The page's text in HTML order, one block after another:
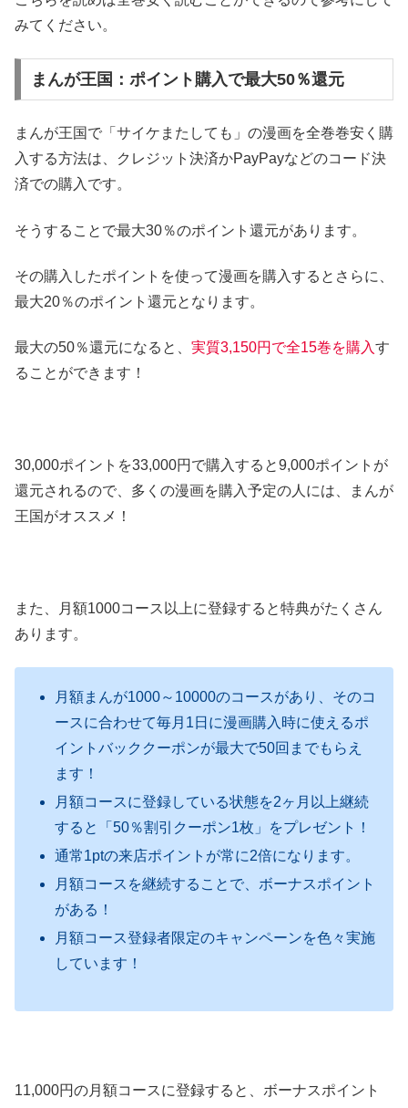
みてください。
まんが王国：ポイント購入で最大50％還元
まんが王国で「サイケまたしても」の漫画を全巻巻安く購
入する方法は、クレジット決済かPayPayなどのコード決
済での購入です。
そうすることで最大30％のポイント還元があります。
その購入したポイントを使って漫画を購入するとさらに、
最大20％のポイント還元となります。
最大の50％還元になると、 実質3,150円で全15巻を購入す
ることができます！
30,000ポイントを33,000円で購入すると9,000ポイントが
還元されるので、多くの漫画を購入予定の人には、まんが
王国がオススメ！
また、月額1000コース以上に登録すると特典がたくさん
あります。
月額まんが1000～10000のコースがあり、そのコ
ースに合わせて毎月1日に漫画購入時に使えるポ
イントバッククーポンが最大で50回までもらえ
ます！
月額コースに登録している状態を2ヶ月以上継続
すると「50％割引クーポン1枚」をプレゼント！
通常1ptの来店ポイントが常に2倍になります。
月額コースを継続することで、ボーナスポイント
がある！
月額コース登録者限定のキャンペーンを色々実施
しています！
11,000円の月額コースに登録すると、ボーナスポイント